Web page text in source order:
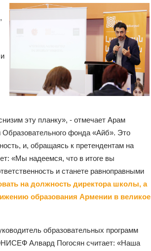
эту планку», - отмечает Арам
Образовательного фонда «Айб». Это
и, обращаясь к претендентам на
«Мы надеемся, что в итоге вы
и станете равноправными
на должность директора школы, а
образования Армении в великое
образовательных программ
Алвард Погосян считает: «Наша